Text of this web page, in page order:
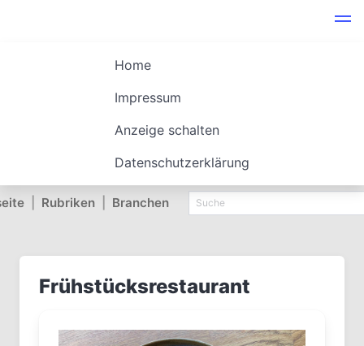
Home
Impressum
Anzeige schalten
Datenschutzerklärung
Rubriken Branchen
Frühstücksrestaurant